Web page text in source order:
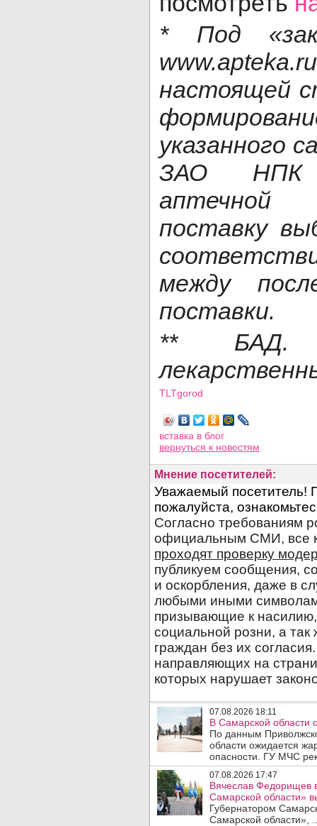
* Под
настоящей
указанного
ЗАО НПК
аптечной
поставку
между
поставки.
** БАД.
TLTgorod
вставка в блог
вернуться к новостям
Мнение посетителей:
07.08.2026 18:11
В Самарской области
По данным
области ожидается
опасности. ГУ МЧС
07.08.2026 17:47
Вячеслав Федорищев
Самарской области»
Губернатором
Самарской области», ..